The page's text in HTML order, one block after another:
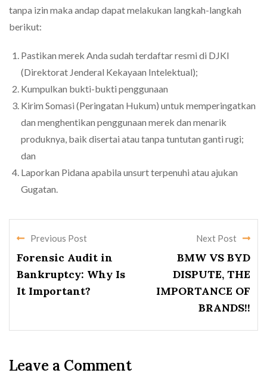
tanpa izin maka andap dapat melakukan langkah-langkah
berikut:
Pastikan merek Anda sudah terdaftar resmi di DJKI
(Direktorat Jenderal Kekayaan Intelektual);
Kumpulkan bukti-bukti penggunaan
Kirim Somasi (Peringatan Hukum) untuk memperingatkan
dan menghentikan penggunaan merek dan menarik
produknya, baik disertai atau tanpa tuntutan ganti rugi;
dan
Laporkan Pidana apabila unsurt terpenuhi atau ajukan
Gugatan.
Previous Post
Forensic Audit in
Bankruptcy: Why Is
It Important?
Next Post
BMW VS BYD
DISPUTE, THE
IMPORTANCE OF
BRANDS!!
Leave a Comment